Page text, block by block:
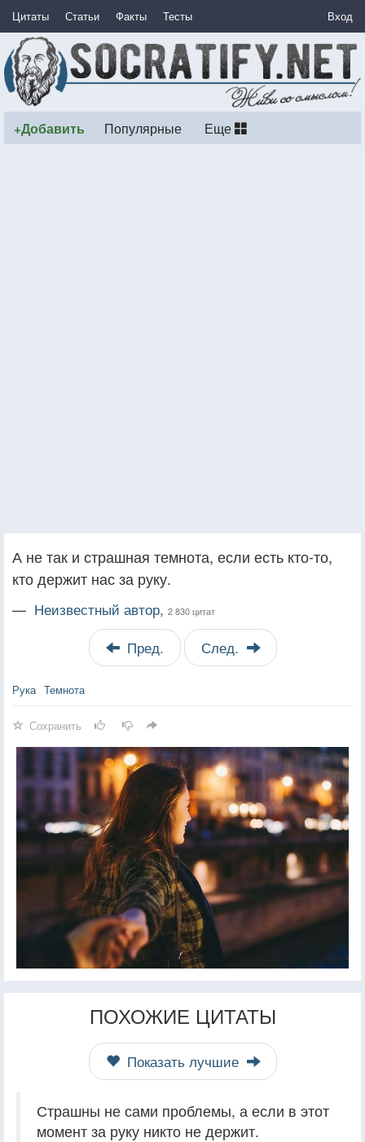
Цитаты Статьи Факты Тесты Вход
+Добавить Популярные Еще
А не так и страшная темнота, если есть кто-то,
кто держит нас за руку.
— Неизвестный автор, 2 830 цитат
Пред. След.
Рука Темнота
Сохранить
ПОХОЖИЕ ЦИТАТЫ
Показать лучшие
Страшны не сами проблемы, а если в этот
момент за руку никто не держит.